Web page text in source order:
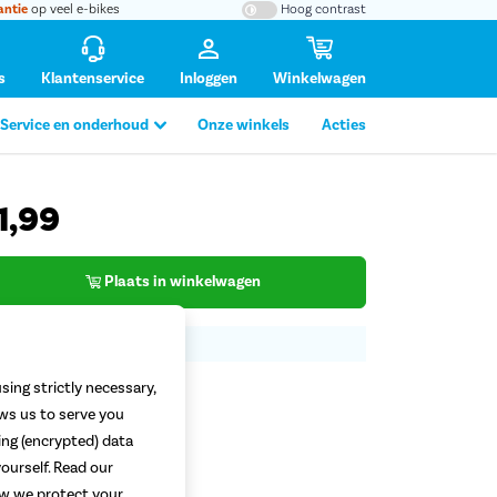
op veel e-bikes Hoog contrast
Klantenservice Inloggen Winkelwagen
Service en onderhoud Onze winkels Acties
Plaats in winkelwagen
strictly necessary,
us to serve you
(encrypted) data
Read our